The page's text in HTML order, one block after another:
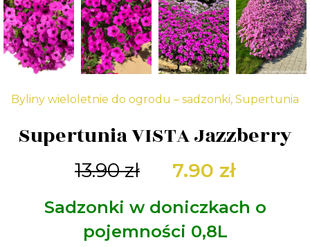
Byliny wieloletnie do ogrodu – sadzonki, Supertunia
Supertunia VISTA Jazzberry
13.90zł
Pierwotna
cena
wynosiła:
7.90 zł
cena
Sadzonki w doniczkach o
pojemności 0,8L